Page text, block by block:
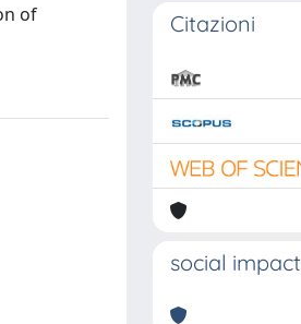
of
Citazioni
social impact